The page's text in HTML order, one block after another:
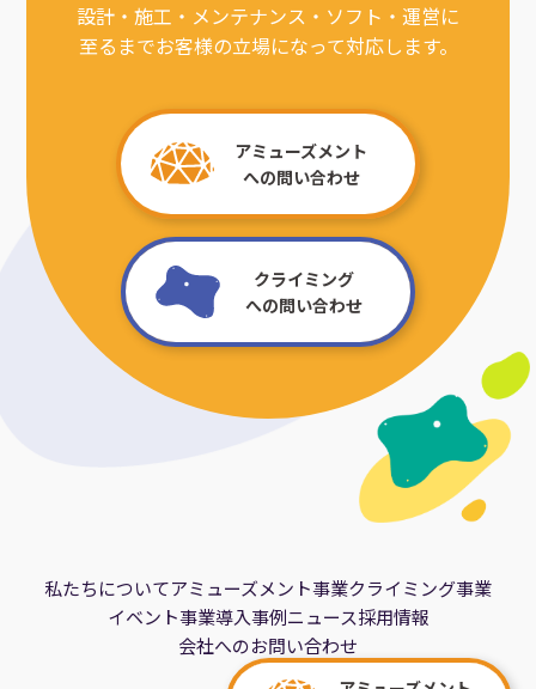
設計・施工・メンテナンス・ソフト・運営に
至るまでお客様の立場になって対応します。
アミューズメント
への問い合わせ
クライミング
への問い合わせ
私たちについてアミューズメント事業クライミング事業
イベント事業導入事例ニュース採用情報
会社へのお問い合わせ